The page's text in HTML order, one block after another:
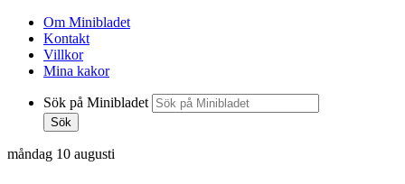
Om Minibladet
Kontakt
Villkor
Mina kakor
Sök på Minibladet
Sök
måndag 10 augusti